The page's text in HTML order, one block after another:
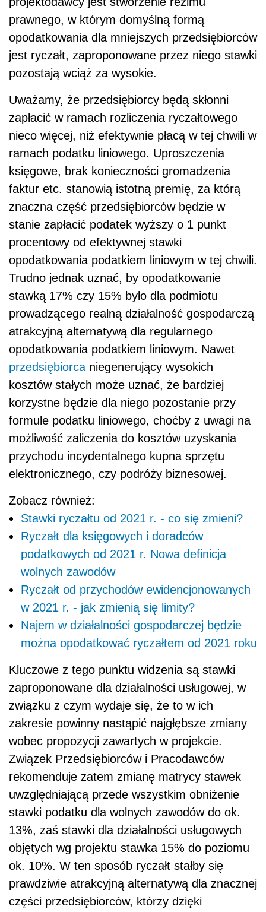
prawnego, w którym domyślną formą
opodatkowania dla mniejszych przedsiębiorców
jest ryczałt, zaproponowane przez niego stawki
pozostają wciąż za wysokie.
Uważamy, że przedsiębiorcy będą skłonni
zapłacić w ramach rozliczenia ryczałtowego
nieco więcej, niż efektywnie płacą w tej chwili w
ramach podatku liniowego. Uproszczenia
księgowe, brak konieczności gromadzenia
faktur etc. stanowią istotną premię, za którą
znaczna część przedsiębiorców będzie w
stanie zapłacić podatek wyższy o 1 punkt
procentowy od efektywnej stawki
opodatkowania podatkiem liniowym w tej chwili.
Trudno jednak uznać, by opodatkowanie
stawką 17% czy 15% było dla podmiotu
prowadzącego realną działalność gospodarczą
atrakcyjną alternatywą dla regularnego
opodatkowania podatkiem liniowym. Nawet
przedsiębiorcaniegenerujący wysokich
kosztów stałych może uznać, że bardziej
korzystne będzie dla niego pozostanie przy
formule podatku liniowego, choćby z uwagi na
możliwość zaliczenia do kosztów uzyskania
przychodu incydentalnego kupna sprzętu
elektronicznego, czy podróży biznesowej.
Zobacz również:
Stawki ryczałtu od 2021 r. - co się zmieni?
Ryczałt dla księgowych i doradców
podatkowych od 2021 r. Nowa definicja
wolnych zawodów
Ryczałt od przychodów ewidencjonowanych
w 2021 r. - jak zmienią się limity?
Najem w działalności gospodarczej będzie
można opodatkować ryczałtem od 2021 roku
Kluczowe z tego punktu widzenia są stawki
zaproponowane dla działalności usługowej, w
związku z czym wydaje się, że to w ich
zakresie powinny nastąpić najgłębsze zmiany
wobec propozycji zawartych w projekcie.
Związek Przedsiębiorców i Pracodawców
rekomenduje zatem zmianę matrycy stawek
uwzględniającą przede wszystkim obniżenie
stawki podatku dla wolnych zawodów do ok.
13%, zaś stawki dla działalności usługowych
objętych wg projektu stawka 15% do poziomu
ok. 10%. W ten sposób ryczałt stałby się
prawdziwie atrakcyjną alternatywą dla znacznej
części przedsiębiorców, którzy dzięki